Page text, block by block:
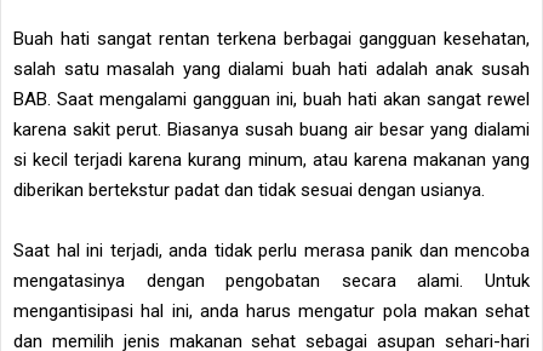
Buah hati sangat rentan terkena berbagai gangguan kesehatan,
salah satu masalah yang dialami buah hati adalah anak susah
BAB. Saat mengalami gangguan ini, buah hati akan sangat rewel
karena sakit perut. Biasanya susah buang air besar yang dialami
si kecil terjadi karena kurang minum, atau karena makanan yang
diberikan bertekstur padat dan tidak sesuai dengan usianya.
Saat hal ini terjadi, anda tidak perlu merasa panik dan mencoba
mengatasinya dengan pengobatan secara alami. Untuk
mengantisipasi hal ini, anda harus mengatur pola makan sehat
dan memilih jenis makanan sehat sebagai asupan sehari-hari